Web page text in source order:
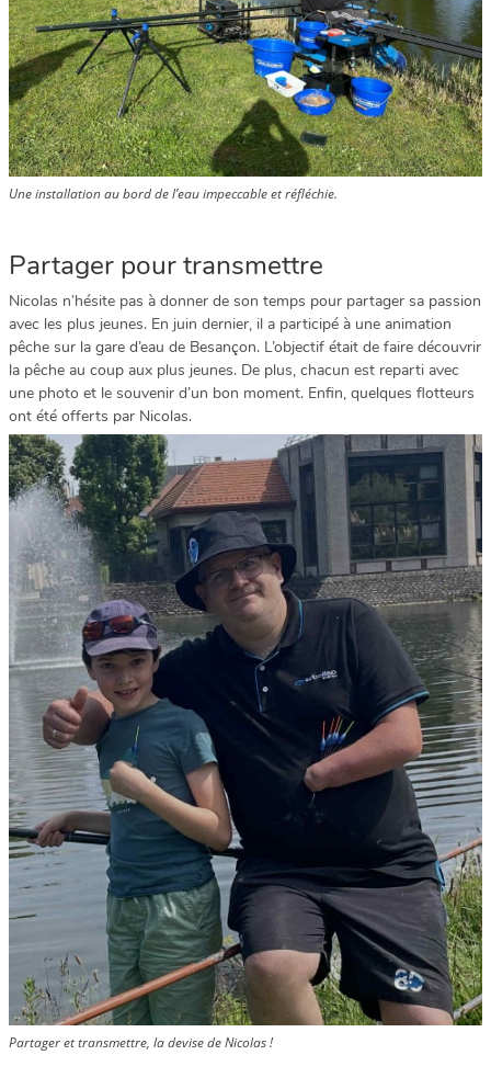
Une installation au bord de l’eau impeccable et réfléchie.
Partager pour transmettre
Nicolas n’hésite pas à donner de son temps pour partager sa passion
avec les plus jeunes. En juin dernier, il a participé à une animation
pêche sur la gare d’eau de Besançon. L’objectif était de faire découvrir
la pêche au coup aux plus jeunes. De plus, chacun est reparti avec
une photo et le souvenir d’un bon moment. Enfin, quelques flotteurs
ont été offerts par Nicolas.
Partager et transmettre, la devise de Nicolas !